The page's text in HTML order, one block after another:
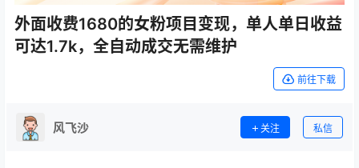
外面收费1680的女粉项目变现，单人单日收益
可达1.7k，全自动成交无需维护
前往下载
风飞沙 关注 私信